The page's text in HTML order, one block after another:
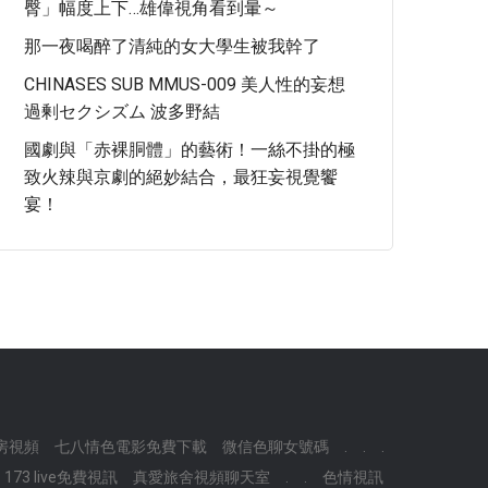
臀」幅度上下…雄偉視角看到暈～
那一夜喝醉了清純的女大學生被我幹了
CHINASES SUB MMUS-009 美人性的妄想
過剰セクシズム 波多野結
國劇與「赤裸胴體」的藝術！一絲不掛的極
致火辣與京劇的絕妙結合，最狂妄視覺饗
宴！
視頻 七八情色電影免費下載 微信色聊女號碼
173 live免費視訊
真愛旅舍視頻聊天室 色情視訊